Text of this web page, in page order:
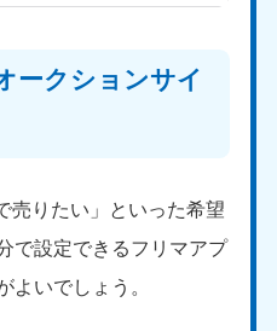
ークションサイ
売りたい」といった希望
で設定できるフリマアプ
よいでしょう。